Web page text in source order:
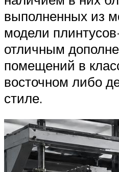
выполненных из
модели
отличным
помещений в
восточном либо
стиле.